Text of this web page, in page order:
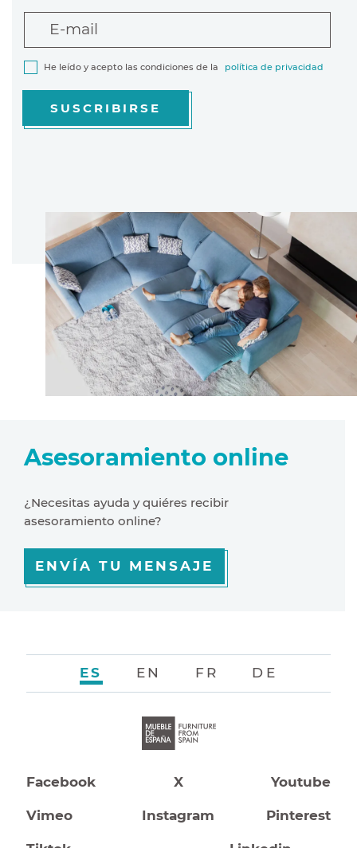
E-mail
He leído y acepto las condiciones de la política de privacidad
SUSCRIBIRSE
Asesoramiento online
¿Necesitas ayuda y quiéres recibir
asesoramiento online?
ENVÍA TU MENSAJE
Facebook X Youtube
Vimeo Instagram Pinterest
ES EN FR DE